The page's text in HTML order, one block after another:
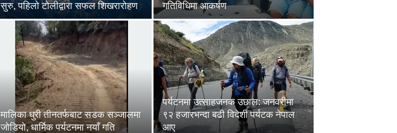
सुरु, पहिलो टोलीद्वारा सफल शिखरारोहण
गतिविधिमा आकर्षण
मालिका धुरी तीनतर्फबाट सडक सञ्जालमा
जोडियो, धार्मिक पर्यटनमा नयाँ गति
पर्यटनमा उत्साहजनक उछाल: जनवरीमा
९२ हजारभन्दा बढी विदेशी पर्यटक नेपाल
आए